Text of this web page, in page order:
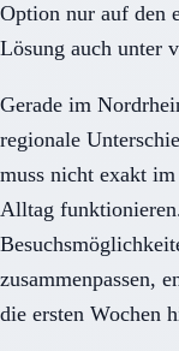
Option nur auf den
Lösung auch unter
Gerade im
regionale
muss nicht exakt
Alltag
zusammenpassen,
die ersten Wochen